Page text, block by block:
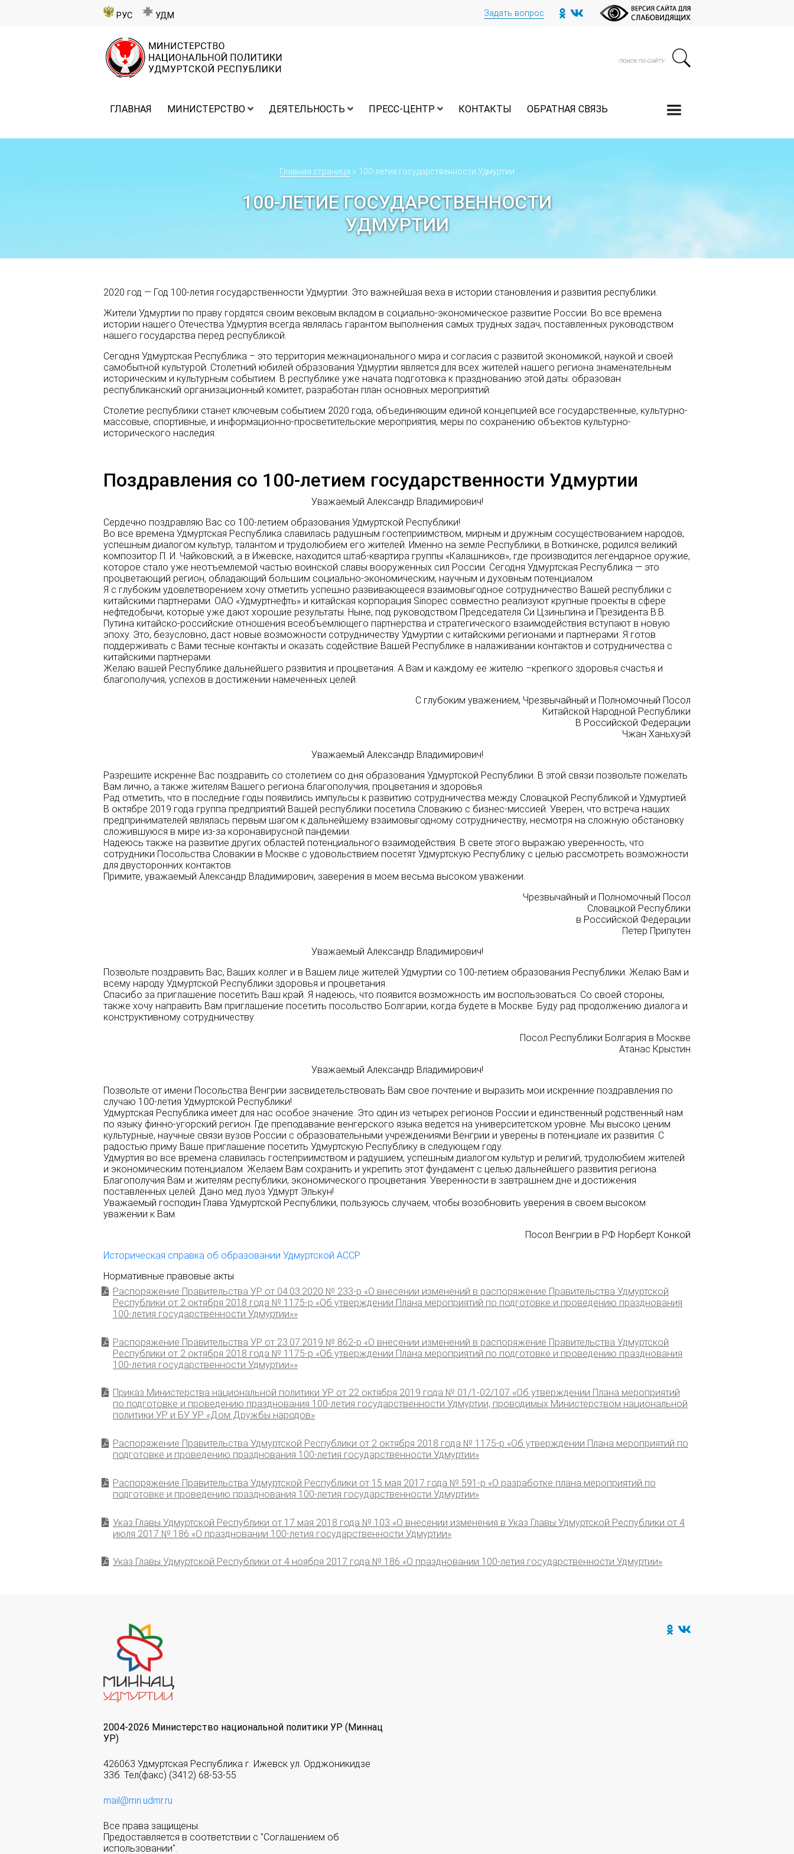
РУС УДМ Задать вопрос
ГЛАВНАЯ МИНИСТЕРСТВО ДЕЯТЕЛЬНОСТЬ ПРЕСС-ЦЕНТР КОНТАКТЫ ОБРАТНАЯ СВЯЗЬ
Главная страница > 100-летие государственности Удмуртии
100-ЛЕТИЕ ГОСУДАРСТВЕННОСТИ
УДМУРТИИ
2020 год — Год 100-летия государственности Удмуртии. Это важнейшая веха в истории становления и развития республики.
Жители Удмуртии по праву гордятся своим вековым вкладом в социально-экономическое развитие России. Во все времена
истории нашего Отечества Удмуртия всегда являлась гарантом выполнения самых трудных задач, поставленных руководством
нашего государства перед республикой.
Сегодня Удмуртская Республика – это территория межнационального мира и согласия с развитой экономикой, наукой и своей
самобытной культурой. Столетний юбилей образования Удмуртии является для всех жителей нашего региона знаменательным
историческим и культурным событием. В республике уже начата подготовка к празднованию этой даты: образован
республиканский организационный комитет, разработан план основных мероприятий.
Столетие республики станет ключевым событием 2020 года, объединяющим единой концепцией все государственные, культурно-
массовые, спортивные, и информационно-просветительские мероприятия, меры по сохранению объектов культурно-
исторического наследия.
Поздравления со 100-летием государственности Удмуртии
Уважаемый Александр Владимирович!
Сердечно поздравляю Вас со 100-летием образования Удмуртской Республики!
Во все времена Удмуртская Республика славилась радушным гостеприимством, мирным и дружным сосуществованием народов,
успешным диалогом культур, талантом и трудолюбием его жителей. Именно на земле Республики, в Воткинске, родился великий
композитор П. И. Чайковский, а в Ижевске, находится штаб-квартира группы «Калашников», где производится легендарное оружие,
которое стало уже неотъемлемой частью воинской славы вооруженных сил России. Сегодня Удмуртская Республика — это
процветающий регион, обладающий большим социально-экономическим, научным и духовным потенциалом.
Я с глубоким удовлетворением хочу отметить успешно развивающееся взаимовыгодное сотрудничество Вашей республики с
китайскими партнерами. ОАО «Удмуртнефть» и китайская корпорация Sinopec совместно реализуют крупные проекты в сфере
нефтедобычи, которые уже дают хорошие результаты. Ныне, под руководством Председателя Си Цзиньпина и Президента В.В.
Путина китайско-российские отношения всеобъемлющего партнерства и стратегического взаимодействия вступают в новую
эпоху. Это, безусловно, даст новые возможности сотрудничеству Удмуртии с китайскими регионами и партнерами. Я готов
поддерживать с Вами тесные контакты и оказать содействие Вашей Республике в налаживании контактов и сотрудничества с
китайскими партнерами.
Желаю вашей Республике дальнейшего развития и процветания. А Вам и каждому ее жителю –крепкого здоровья счастья и
благополучия, успехов в достижении намеченных целей.
С глубоким уважением, Чрезвычайный и Полномочный Посол
Китайской Народной Республики
В Российской Федерации
Чжан Ханьхуэй
Уважаемый Александр Владимирович!
Разрешите искренне Вас поздравить со столетием со дня образования Удмуртской Республики. В этой связи позвольте пожелать
Вам лично, а также жителям Вашего региона благополучия, процветания и здоровья.
Рад отметить, что в последние годы появились импульсы к развитию сотрудничества между Словацкой Республикой и Удмуртией.
В октябре 2019 года группа предприятий Вашей республики посетила Словакию с бизнес-миссией. Уверен, что встреча наших
предпринимателей являлась первым шагом к дальнейшему взаимовыгодному сотрудничеству, несмотря на сложную обстановку
сложившуюся в мире из-за коронавирусной пандемии.
Надеюсь также на развитие других областей потенциального взаимодействия. В свете этого выражаю уверенность, что
сотрудники Посольства Словакии в Москве с удовольствием посетят Удмуртскую Республику с целью рассмотреть возможности
для двусторонних контактов.
Примите, уважаемый Александр Владимирович, заверения в моем весьма высоком уважении.
Чрезвычайный и Полномочный Посол
Словацкой Республики
в Российской Федерации
Петер Припутен
Уважаемый Александр Владимирович!
Позвольте поздравить Вас, Ваших коллег и в Вашем лице жителей Удмуртии со 100-летием образования Республики. Желаю Вам и
всему народу Удмуртской Республики здоровья и процветания.
Спасибо за приглашение посетить Ваш край. Я надеюсь, что появится возможность им воспользоваться. Со своей стороны,
также хочу направить Вам приглашение посетить посольство Болгарии, когда будете в Москве. Буду рад продолжению диалога и
конструктивному сотрудничеству.
Посол Республики Болгария в Москве
Атанас Крыстин
Уважаемый Александр Владимирович!
Позвольте от имени Посольства Венгрии засвидетельствовать Вам свое почтение и выразить мои искренние поздравления по
случаю 100-летия Удмуртской Республики!
Удмуртская Республика имеет для нас особое значение. Это один из четырех регионов России и единственный родственный нам
по языку финно-угорский регион. Где преподавание венгерского языка ведется на университетском уровне. Мы высоко ценим
культурные, научные связи вузов России с образовательными учреждениями Венгрии и уверены в потенциале их развития. С
радостью приму Ваше приглашение посетить Удмуртскую Республику в следующем году.
Удмуртия во все времена славилась гостеприимством и радушием, успешным диалогом культур и религий, трудолюбием жителей
и экономическим потенциалом. Желаем Вам сохранить и укрепить этот фундамент с целью дальнейшего развития региона.
Благополучия Вам и жителям республики, экономического процветания. Уверенности в завтрашнем дне и достижения
поставленных целей. Дано мед луоз Удмурт Элькун!
Уважаемый господин Глава Удмуртской Республики, пользуюсь случаем, чтобы возобновить уверения в своем высоком
уважении к Вам.
Посол Венгрии в РФ Норберт Конкой
Историческая справка об образовании Удмуртской АССР
Нормативные правовые акты
Распоряжение Правительства УР от 04.03.2020 № 233-p «О внесении изменений в распоряжение Правительства Удмуртской
Республики от 2 октября 2018 года № 1175-р «Об утверждении Плана мероприятий по подготовке и проведению празднования
100-летия государственности Удмуртии»»
Распоряжение Правительства УР от 23.07.2019 № 862-p «О внесении изменений в распоряжение Правительства Удмуртской
Республики от 2 октября 2018 года № 1175-р «Об утверждении Плана мероприятий по подготовке и проведению празднования
100-летия государственности Удмуртии»»
Приказ Министерства национальной политики УР от 22 октября 2019 года № 01/1-02/107 «Об утверждении Плана мероприятий
по подготовке и проведению празднования 100-летия государственности Удмуртии, проводимых Министерством национальной
политики УР и БУ УР «Дом Дружбы народов»
Распоряжение Правительства Удмуртской Республики от 2 октября 2018 года № 1175-р «Об утверждении Плана мероприятий по
подготовке и проведению празднования 100-летия государственности Удмуртии»
Распоряжение Правительства Удмуртской Республики от 15 мая 2017 года № 591-р «О разработке плана мероприятий по
подготовке и проведению празднования 100-летия государственности Удмуртии»
Указ Главы Удмуртской Республики от 17 мая 2018 года № 103 «О внесении изменения в Указ Главы Удмуртской Республики от 4
июля 2017 № 186 «О праздновании 100-летия государственности Удмуртии»
Указ Главы Удмуртской Республики от 4 ноября 2017 года № 186 «О праздновании 100-летия государственности Удмуртии»
2004-2026 Министерство национальной политики УР (Миннац
УР)
426063 Удмуртская Республика г. Ижевск ул. Орджоникидзе
33б. Тел(факс) (3412) 68-53-55
mail@mn.udmr.ru
Все права защищены.
Предоставляется в соответствии с "Соглашением об
использовании".